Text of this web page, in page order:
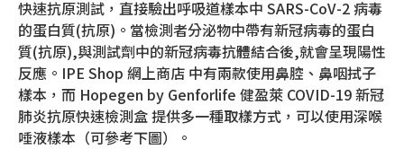
快速抗原測試，直接驗出呼吸道樣本中 SARS-CoV-2 病毒
的蛋白質(抗原)。當檢測者分泌物中帶有新冠病毒的蛋白
質(抗原),與測試劑中的新冠病毒抗體結合後,就會呈現陽性
反應。IPE Shop 網上商店 中有兩款使用鼻腔、鼻咽拭子
樣本，而 Hopegen by Genforlife 健盈萊 COVID-19 新冠
肺炎抗原快速檢測盒 提供多一種取樣方式，可以使用深喉
唾液樣本（可參考下圖）。